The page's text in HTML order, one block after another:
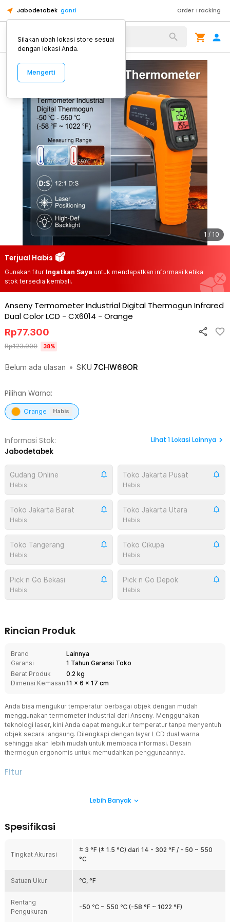
Jabodetabek ganti Order Tracking
Alat Kopi
1 / 10
Terjual Habis
Gunakan fitur Ingatkan Saya untuk mendapatkan informasi ketika
stok tersedia kembali.
Anseny Termometer Industrial Digital Thermogun Infrared
Dual Color LCD - CX6014 - Orange
Belum ada ulasan • SKU 7CHW68OR
Rp77.300
Rp123.900 38%
Pilihan Warna:
Orange Habis
Informasi Stok:
Jabodetabek
Lihat 1Lokasi Lainnya
Gudang Online
Habis
Toko Jakarta Pusat
Habis
Toko Jakarta Barat
Habis
Toko Jakarta Utara
Habis
Toko Tangerang
Habis
Toko Cikupa
Habis
Pick n Go Bekasi
Habis
Pick n Go Depok
Habis
Rincian Produk
Brand
Lainnya
Garansi
1 Tahun Garansi Toko
Berat Produk
0.2 kg
Dimensi Kemasan 11 x 6 x 17 cm
Anda bisa mengukur temperatur berbagai objek dengan mudah
menggunakan termometer industrial dari Anseny. Menggunakan
teknologi laser, kini Anda dapat mengukur temperatur tanpa menyentuh
objek secara langsung. Dilengkapi dengan layar LCD dual warna
sehingga akan lebih mudah untuk membaca informasi. Desain
thermogun ergonomis untuk memudahkan penggunaannya.
Fitur
Menggunakan teknologi infrared terkini untuk mengukur suhu
permukaan objek sehingga mengurangi risiko kontaminasi dan
Akurasi Lebih Tinggi
Memiliki fitur positioning yang berfungsi untuk mengarahkan
Hal tersebut tentunya akan membuat hasil pengukurannya menjadi
memungkinkan pengukuran lebih fokus, terutama untuk objek kecil
pada jarak jauh.
Lebih Banyak
Spesifikasi
Tingkat Akurasi
± 3 °F (± 1.5 °C) dari 14 - 302 °F / - 50 ~ 550
°C
Satuan Ukur ℃, °F
Rentang
Pengukuran
-50 ℃ ~ 550 ℃ (-58 °F ~ 1022 °F)
Silakan ubah lokasi store sesuai
dengan lokasi Anda.
Mengerti